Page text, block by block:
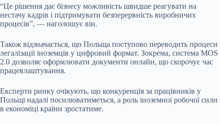
“Це рішення дає бізнесу можливість швидше реагувати на
нестачу кадрів і підтримувати безперервність виробничих
процесів”, — наголошує він.
Також відзначається, що Польща поступово переводить процеси
легалізації іноземців у цифровий формат. Зокрема, система MOS
2.0 дозволяє оформлювати документи онлайн, що скорочує час
працевлаштування.
Експерти ринку очікують, що конкуренція за працівників у
Польщі надалі посилюватиметься, а роль іноземної робочої сили
в економіці країни зростатиме.